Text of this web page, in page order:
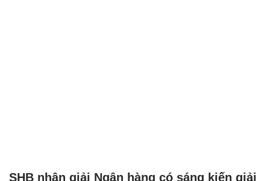
SHB nhận giải Ngân hàng có sáng kiến giải